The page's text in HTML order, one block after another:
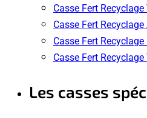
Casse Fert
Casse Fert Recyclage
Casse Fert
Casse Fert
Les casses